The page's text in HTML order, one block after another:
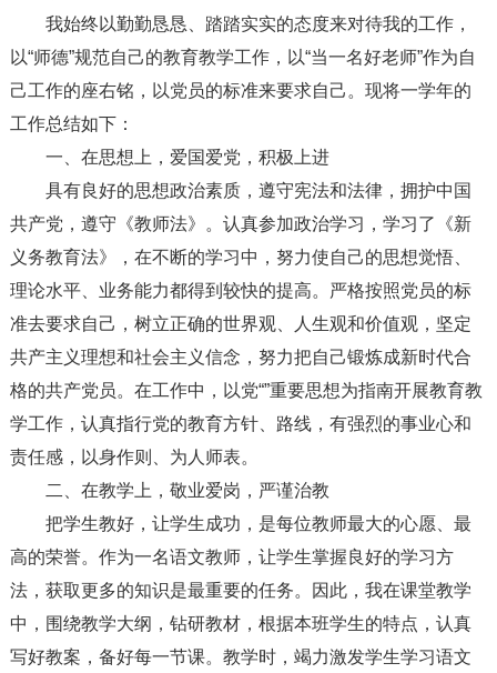
我始终以勤勤恳恳、踏踏实实的态度来对待我的工作，
以“师德”规范自己的教育教学工作，以“当一名好老师”作为自
己工作的座右铭，以党员的标准来要求自己。现将一学年的
工作总结如下：
一、在思想上，爱国爱党，积极上进
具有良好的思想政治素质，遵守宪法和法律，拥护中国
共产党，遵守《教师法》。认真参加政治学习，学习了《新
义务教育法》，在不断的学习中，努力使自己的思想觉悟、
理论水平、业务能力都得到较快的提高。严格按照党员的标
准去要求自己，树立正确的世界观、人生观和价值观，坚定
共产主义理想和社会主义信念，努力把自己锻炼成新时代合
格的共产党员。在工作中，以党“”重要思想为指南开展教育教
学工作，认真指行党的教育方针、路线，有强烈的事业心和
责任感，以身作则、为人师表。
二、在教学上，敬业爱岗，严谨治教
把学生教好，让学生成功，是每位教师最大的心愿、最
高的荣誉。作为一名语文教师，让学生掌握良好的学习方
法，获取更多的知识是最重要的任务。因此，我在课堂教学
中，围绕教学大纲，钻研教材，根据本班学生的特点，认真
写好教案，备好每一节课。教学时，竭力激发学生学习语文